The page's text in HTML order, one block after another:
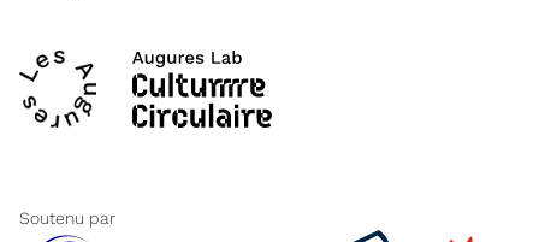
Soutenu par